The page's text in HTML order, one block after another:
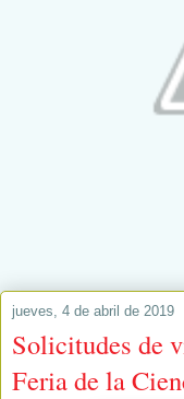
jueves, 4 de abril de 2019
Solicitudes de
Feria de la